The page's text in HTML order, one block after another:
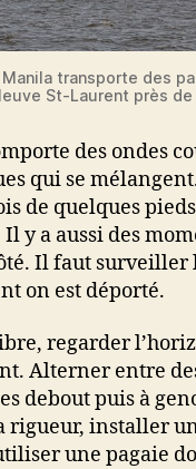
Manila transporte des
St-Laurent près de
des ondes
qui se
de quelques pieds
y a aussi des
Il faut
on est déporté.
regarder
Alterner entre
debout puis à
rigueur, installer
une pagaie